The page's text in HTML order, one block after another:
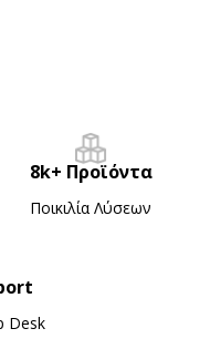
8k+ Προϊόντα
Ποικιλία Λύσεων
Desk